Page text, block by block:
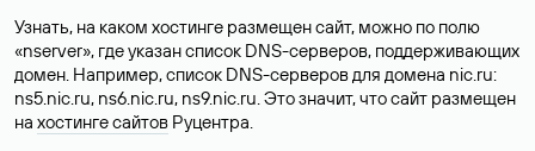
Узнать, на каком хостинге размещен сайт, можно по полю
«nserver», где указан список DNS-серверов, поддерживающих
домен. Например, список DNS-серверов для домена nic.ru:
ns5.nic.ru, ns6.nic.ru, ns9.nic.ru. Это значит, что сайт размещен
на хостинге сайтов Руцентра.